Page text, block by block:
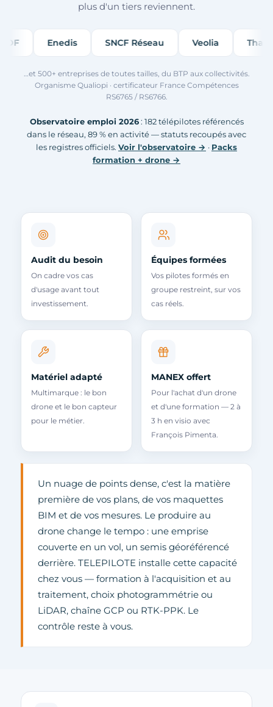
plus d'un tiers reviennent.
Enedis SNCF Réseau Veolia Thales
…et 500+ entreprises de toutes tailles, du BTP aux collectivités.
Organisme Qualiopi · certificateur France Compétences
RS6765 / RS6766.
Observatoire emploi 2026: 182 télépilotes référencés
dans le réseau, 89 % en activité — statuts recoupés avec
les registres officiels. Voir l'observatoire → · Packs
formation + drone →
Audit du besoin
On cadre vos cas
d'usage avant tout
investissement.
Équipes formées
Vos pilotes formés en
groupe restreint, sur vos
cas réels.
Matériel adapté
Multimarque : le bon
drone et le bon capteur
pour le métier.
MANEX offert
Pour l'achat d'un drone
et d'une formation — 2 à
3 h en visio avec
François Pimenta.
Un nuage de points dense, c'est la matière
première de vos plans, de vos maquettes
BIM et de vos mesures. Le produire au
drone change le tempo : une emprise
couverte en un vol, un semis géoréférencé
derrière. TELEPILOTE installe cette capacité
chez vous — formation à l'acquisition et au
traitement, choix photogrammétrie ou
LiDAR, chaîne GCP ou RTK-PPK. Le
contrôle reste à vous.